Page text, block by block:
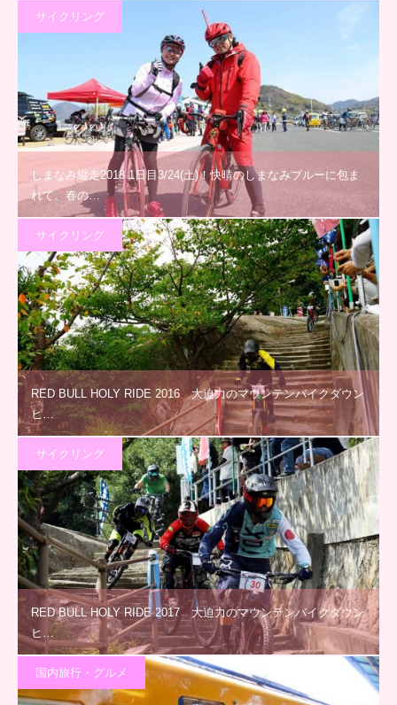
サイクリング
しまなみ縦走2018 1日目3/24(土)！快晴のしまなみブルーに包ま
れて、春の…
サイクリング
RED BULL HOLY RIDE 2016 大迫力のマウンテンバイクダウン
ヒ…
サイクリング
RED BULL HOLY RIDE 2017 大迫力のマウンテンバイクダウン
ヒ…
国内旅行・グルメ